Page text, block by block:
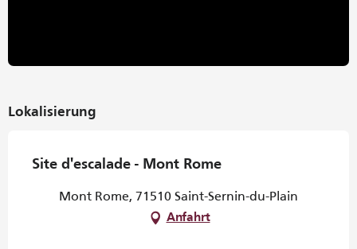
Lokalisierung
Site d'escalade - Mont Rome
Mont Rome, 71510 Saint-Sernin-du-Plain
Anfahrt